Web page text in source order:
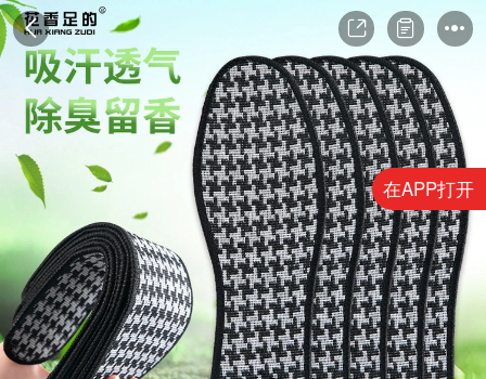
在APP打开